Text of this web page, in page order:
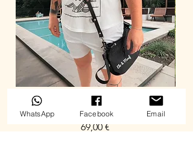
Bandoulière Multifonctions
Prix
69,00 €
WhatsApp Facebook Email